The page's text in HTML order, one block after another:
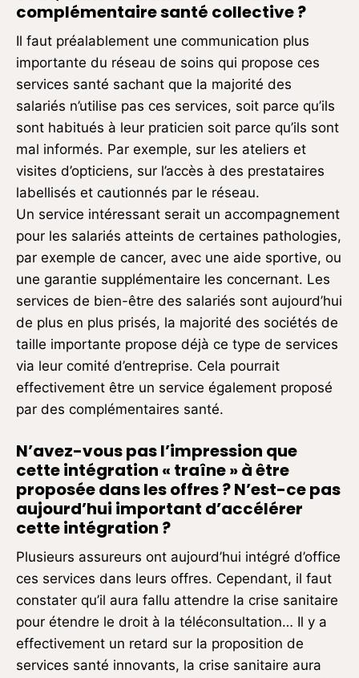
complémentaire santé collective ?
Il faut préalablement une communication plus
importante du réseau de soins qui propose ces
services santé sachant que la majorité des
salariés n’utilise pas ces services, soit parce qu’ils
sont habitués à leur praticien soit parce qu’ils sont
mal informés. Par exemple, sur les ateliers et
visites d’opticiens, sur l’accès à des prestataires
labellisés et cautionnés par le réseau.
Un service intéressant serait un accompagnement
pour les salariés atteints de certaines pathologies,
par exemple de cancer, avec une aide sportive, ou
une garantie supplémentaire les concernant. Les
services de bien-être des salariés sont aujourd’hui
de plus en plus prisés, la majorité des sociétés de
taille importante propose déjà ce type de services
via leur comité d’entreprise. Cela pourrait
effectivement être un service également proposé
par des complémentaires santé.
N’avez-vous pas l’impression que
cette intégration « traîne » à être
proposée dans les offres ? N’est-ce pas
aujourd’hui important d’accélérer
cette intégration ?
Plusieurs assureurs ont aujourd’hui intégré d’office
ces services dans leurs offres. Cependant, il faut
constater qu’il aura fallu attendre la crise sanitaire
pour étendre le droit à la téléconsultation… Il y a
effectivement un retard sur la proposition de
services santé innovants, la crise sanitaire aura